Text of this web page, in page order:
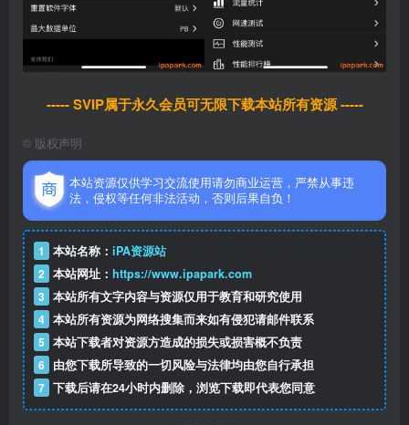
----- SVIP属于永久会员可无限下载本站所有资源 -----
© 版权声明
本站资源仅供学习交流使用请勿商业运营，严禁从事违
法，侵权等任何非法活动，否则后果自负！
1 本站名称： iPA资源站
2 本站网址： https://www.ipapark.com
3 本站所有文字内容与资源仅用于教育和研究使用
4 本站所有资源为网络搜集而来如有侵犯请邮件联系
5 本站下载者对资源方造成的损失或损害概不负责
6 由您下载所导致的一切风险与法律均由您自行承担
7 下载后请在24小时内删除，浏览下载即代表您同意